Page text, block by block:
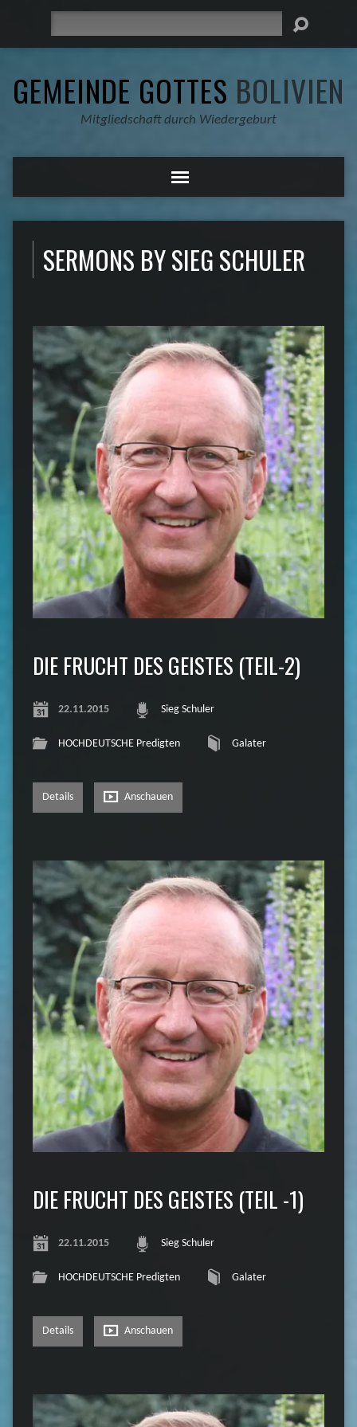
GEMEINDE GOTTES BOLIVIEN
Mitgliedschaft durch Wiedergeburt
SERMONS BY SIEG SCHULER
DIE FRUCHT DES GEISTES (TEIL-2)
22.11.2015 Sieg Schuler
HOCHDEUTSCHE Predigten Galater
Details Anschauen
DIE FRUCHT DES GEISTES (TEIL -1)
22.11.2015 Sieg Schuler
HOCHDEUTSCHE Predigten Galater
Details Anschauen